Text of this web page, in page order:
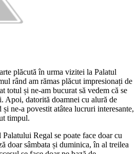
plăcută în urma vizitei la Palatul
rând am rămas plăcut impresionați de
totul și ne-am bucurat să vedem că se
Apoi, datorită doamnei cu alură de
ne-a povestit atâtea lucruri interesante,
timpul.
Regal se poate face doar cu
doar sâmbata și duminica, în al treilea